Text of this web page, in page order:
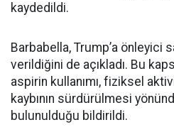
kaydedildi.
Barbabella, Trump’a önleyici
verildiğini de açıkladı. Bu
aspirin kullanımı, fiziksel
kaybının sürdürülmesi
bulunulduğu bildirildi.